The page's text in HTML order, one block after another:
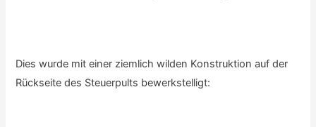
Dies wurde mit einer ziemlich wilden Konstruktion auf der
Rückseite des Steuerpults bewerkstelligt: